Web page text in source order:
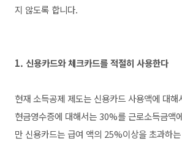
지 않도록 합니다.
1. 신용카드와 체크카드를 적절히 사용한다
현재 소득공제 제도는 신용카드 사용액에 대
현금영수증에 대해서는 30%를 근로소득금액
만 신용카드는 급여 액의 25%이상을 초과하